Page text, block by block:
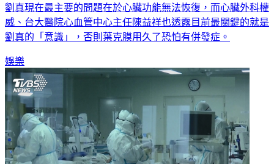
劉真現在最主要的問題在於心臟功能無法恢復，而心臟外科權
威、台大醫院心血管中心主任陳益祥也透露目前最關鍵的就是
劉真的「意識」，否則葉克膜用久了恐怕有併發症。
娛樂